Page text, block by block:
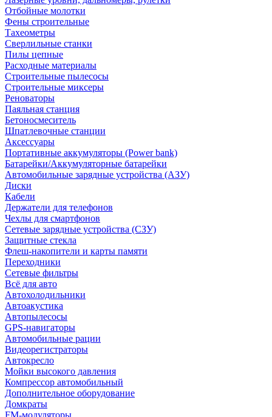
Отбойные молотки
Фены строительные
Тахеометры
Сверлильные станки
Пилы цепные
Расходные материалы
Строительные пылесосы
Строительные миксеры
Реноваторы
Паяльная станция
Бетоносмеситель
Шпатлевочные станции
Аксессуары
Портативные аккумуляторы (Power bank)
Батарейки/Аккумуляторные батарейки
Автомобильные зарядные устройства (АЗУ)
Диски
Кабели
Держатели для телефонов
Чехлы для смартфонов
Сетевые зарядные устройства (СЗУ)
Защитные стекла
Флеш-накопители и карты памяти
Переходники
Сетевые фильтры
Всё для авто
Автохолодильники
Автоакустика
Автопылесосы
GPS-навигаторы
Автомобильные рации
Видеорегистраторы
Автокресло
Мойки высокого давления
Компрессор автомобильный
Дополнительное оборудование
Домкраты
FM-модуляторы